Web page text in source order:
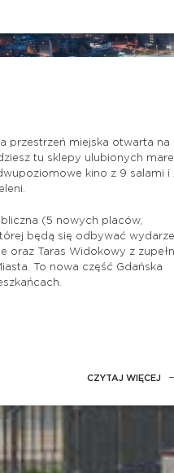
przestrzeń miejska otwarta na
tu sklepy ulubionych
kino z 9 salami i
(5 nowych placów,
będą się odbywać
oraz Taras Widokowy z
To nowa część Gdańska
CZYTAJ WIĘCEJ